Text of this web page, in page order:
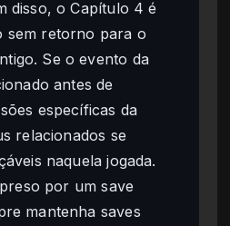
disso, o Capítulo 4 é
sem retorno para o
Se o evento da
antes de
específicas da
relacionados se
naquela jogada.
por um save
mantenha saves